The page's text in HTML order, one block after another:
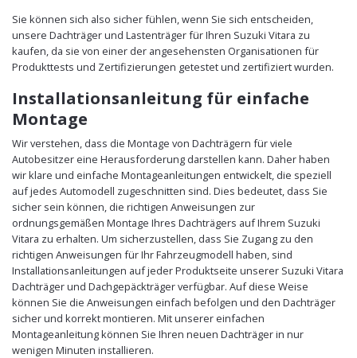
Sie können sich also sicher fühlen, wenn Sie sich entscheiden,
unsere Dachträger und Lastenträger für Ihren Suzuki Vitara zu
kaufen, da sie von einer der angesehensten Organisationen für
Produkttests und Zertifizierungen getestet und zertifiziert wurden.
Installationsanleitung für einfache
Montage
Wir verstehen, dass die Montage von Dachträgern für viele
Autobesitzer eine Herausforderung darstellen kann. Daher haben
wir klare und einfache Montageanleitungen entwickelt, die speziell
auf jedes Automodell zugeschnitten sind. Dies bedeutet, dass Sie
sicher sein können, die richtigen Anweisungen zur
ordnungsgemäßen Montage Ihres Dachträgers auf Ihrem Suzuki
Vitara zu erhalten. Um sicherzustellen, dass Sie Zugang zu den
richtigen Anweisungen für Ihr Fahrzeugmodell haben, sind
Installationsanleitungen auf jeder Produktseite unserer Suzuki Vitara
Dachträger und Dachgepäckträger verfügbar. Auf diese Weise
können Sie die Anweisungen einfach befolgen und den Dachträger
sicher und korrekt montieren. Mit unserer einfachen
Montageanleitung können Sie Ihren neuen Dachträger in nur
wenigen Minuten installieren.